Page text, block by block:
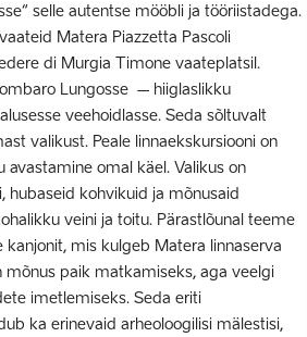
selle autentse mööbli ja tööriistadega.
Matera Piazzetta Pascoli
di Murgia Timone vaateplatsil.
Lungosse – hiiglaslikku
veehoidlasse. Seda sõltuvalt
valikust. Peale linnaekskursiooni on
avastamine omal käel. Valikus on
hubaseid kohvikuid ja mõnusaid
veini ja toitu. Pärastlõunal teeme
kanjonit, mis kulgeb Matera linnaserva
mõnus paik matkamiseks, aga veelgi
imetlemiseks. Seda eriti
ka erinevaid arheoloogilisi mälestisi,